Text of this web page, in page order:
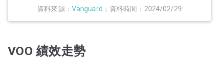
資料來源： Vanguard ；資料時間：2024/02/29
VOO 績效走勢